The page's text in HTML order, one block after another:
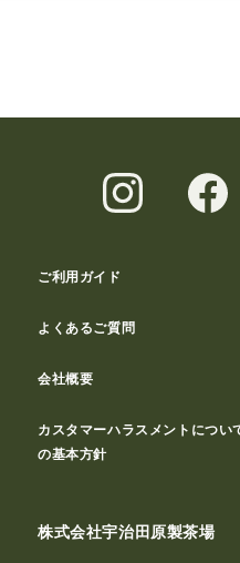
ご利用ガイド
よくあるご質問
会社概要
カスタマーハラスメントについ
の基本方針
株式会社宇治田原製茶場